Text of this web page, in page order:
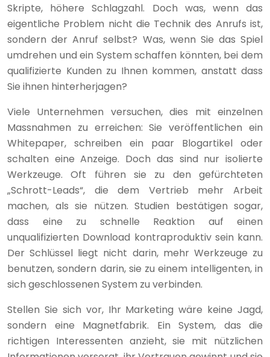
Skripte, höhere Schlagzahl. Doch was, wenn das
eigentliche Problem nicht die Technik des Anrufs ist,
sondern der Anruf selbst? Was, wenn Sie das Spiel
umdrehen und ein System schaffen könnten, bei dem
qualifizierte Kunden zu Ihnen kommen, anstatt dass
Sie ihnen hinterherjagen?
Viele Unternehmen versuchen, dies mit einzelnen
Massnahmen zu erreichen: Sie veröffentlichen ein
Whitepaper, schreiben ein paar Blogartikel oder
schalten eine Anzeige. Doch das sind nur isolierte
Werkzeuge. Oft führen sie zu den gefürchteten
„Schrott-Leads“, die dem Vertrieb mehr Arbeit
machen, als sie nützen. Studien bestätigen sogar,
dass eine zu schnelle Reaktion auf einen
unqualifizierten Download kontraproduktiv sein kann.
Der Schlüssel liegt nicht darin, mehr Werkzeuge zu
benutzen, sondern darin, sie zu einem intelligenten, in
sich geschlossenen System zu verbinden.
Stellen Sie sich vor, Ihr Marketing wäre keine Jagd,
sondern eine Magnetfabrik. Ein System, das die
richtigen Interessenten anzieht, sie mit nützlichen